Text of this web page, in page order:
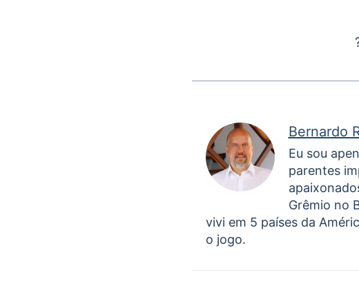
Bernardo
Eu sou
parentes
Grêmio no
vivi em 5 países da
o jogo.